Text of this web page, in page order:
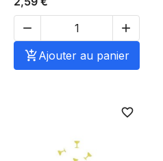


Ajouter au panier
favorite_border